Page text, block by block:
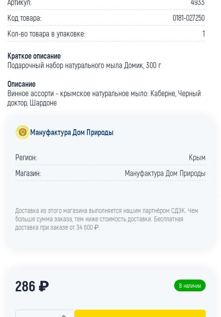
Код товара:
0181-027250
Кол-во товара в упаковке:
1
Краткое описание
Подарочный набор натурального мыла Домик, 300 г
Описание
Винное ассорти - крымское натуральное мыло: Каберне, Черный
доктор, Шардоне
Мануфактура Дом Природы
Регион:
Крым
Магазин:
Мануфактура Дом Природы
Доставка из этого магазина выполняется нашим партнёром СДЭК. Чем
больше сумма заказа, тем ниже стоимость доставки. Бесплатная
доставка при заказе от 34 600 ₽.
286 ₽ В наличии